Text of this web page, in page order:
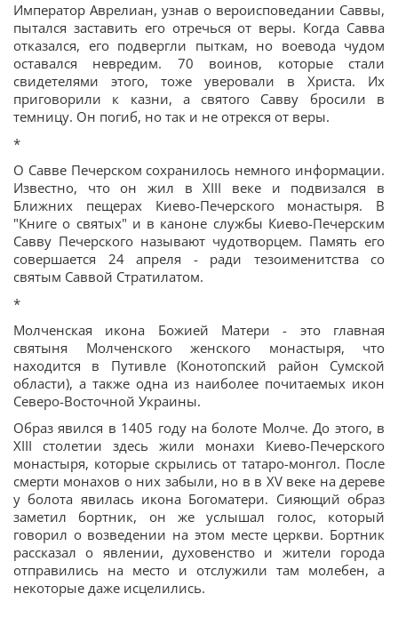
Император Аврелиан, узнав о вероисповедании Саввы,
пытался заставить его отречься от веры. Когда Савва
отказался, его подвергли пыткам, но воевода чудом
оставался невредим. 70 воинов, которые стали
свидетелями этого, тоже уверовали в Христа. Их
приговорили к казни, а святого Савву бросили в
темницу. Он погиб, но так и не отрекся от веры.
*
О Савве Печерском сохранилось немного информации.
Известно, что он жил в XIII веке и подвизался в
Ближних пещерах Киево-Печерского монастыря. В
"Книге о святых" и в каноне службы Киево-Печерским
Савву Печерского называют чудотворцем. Память его
совершается 24 апреля - ради тезоименитства со
святым Саввой Стратилатом.
*
Молченская икона Божией Матери - это главная
святыня Молченского женского монастыря, что
находится в Путивле (Конотопский район Сумской
области), а также одна из наиболее почитаемых икон
Северо-Восточной Украины.
Образ явился в 1405 году на болоте Молче. До этого, в
XIII столетии здесь жили монахи Киево-Печерского
монастыря, которые скрылись от татаро-монгол. После
смерти монахов о них забыли, но в в XV веке на дереве
у болота явилась икона Богоматери. Сияющий образ
заметил бортник, он же услышал голос, который
говорил о возведении на этом месте церкви. Бортник
рассказал о явлении, духовенство и жители города
отправились на место и отслужили там молебен, а
некоторые даже исцелились.